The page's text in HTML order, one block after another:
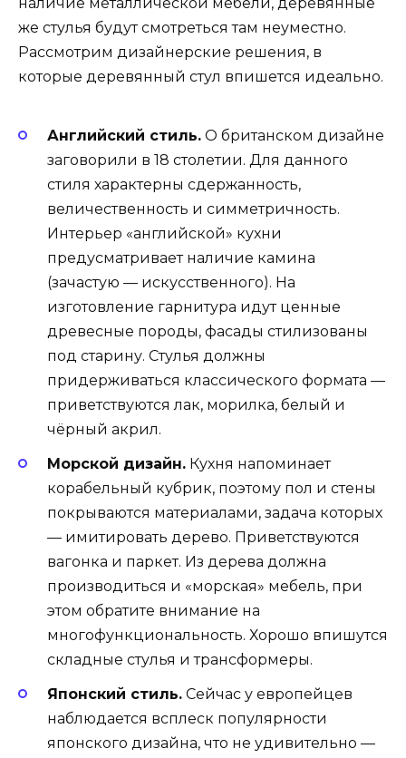
же стулья будут смотреться там неуместно.
Рассмотрим дизайнерские решения, в
которые деревянный стул впишется идеально.
Английский стиль. О британском дизайне
заговорили в 18 столетии. Для данного
стиля характерны сдержанность,
величественность и симметричность.
Интерьер «английской» кухни
предусматривает наличие камина
(зачастую — искусственного). На
изготовление гарнитура идут ценные
древесные породы, фасады стилизованы
под старину. Стулья должны
придерживаться классического формата —
приветствуются лак, морилка, белый и
чёрный акрил.
Морской дизайн. Кухня напоминает
корабельный кубрик, поэтому пол и стены
покрываются материалами, задача которых
— имитировать дерево. Приветствуются
вагонка и паркет. Из дерева должна
производиться и «морская» мебель, при
этом обратите внимание на
многофункциональность. Хорошо впишутся
складные стулья и трансформеры.
Японский стиль. Сейчас у европейцев
наблюдается всплеск популярности
японского дизайна, что не удивительно —